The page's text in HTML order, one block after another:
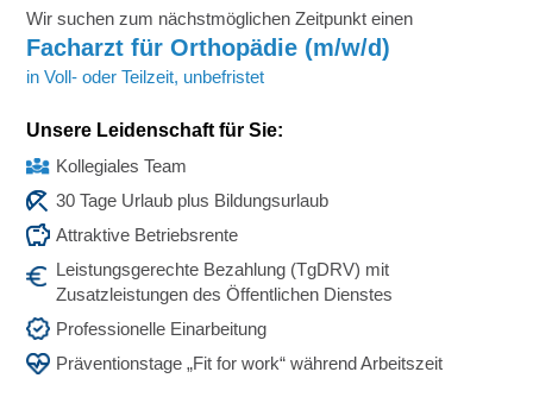
Wir suchen zum nächstmöglichen Zeitpunkt einen
Facharzt für Orthopädie (m/w/d)
in Voll- oder Teilzeit, unbefristet
Unsere Leidenschaft für Sie:
Kollegiales Team
30 Tage Urlaub plus Bildungsurlaub
Attraktive Betriebsrente
Leistungsgerechte Bezahlung (TgDRV) mit
Zusatzleistungen des Öffentlichen Dienstes
Professionelle Einarbeitung
Präventionstage „Fit for work“ während Arbeitszeit